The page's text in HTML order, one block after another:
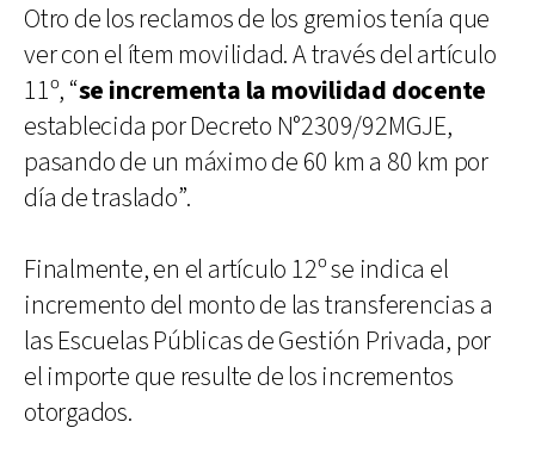
Otro de los reclamos de los gremios tenía que
ver con el ítem movilidad. A través del artículo
11º, “se incrementa la movilidad docente
establecida por Decreto N°2309/92MGJE,
pasando de un máximo de 60 km a 80 km por
día de traslado”.
Finalmente, en el artículo 12º se indica el
incremento del monto de las transferencias a
las Escuelas Públicas de Gestión Privada, por
el importe que resulte de los incrementos
otorgados.